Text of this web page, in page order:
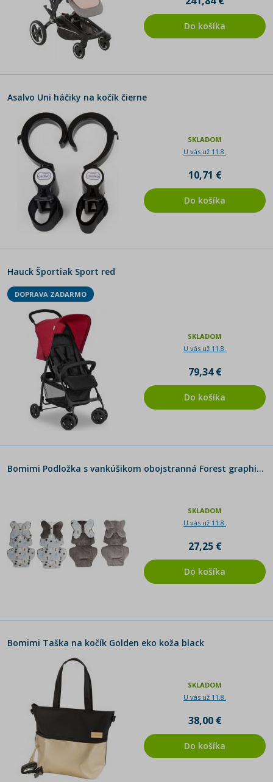
Do košíka
Asalvo Uni háčiky na kočík čierne
SKLADOM
U vás už 11.8.
10,71 €
Do košíka
Hauck Športiak Sport red
DOPRAVA ZADARMO
SKLADOM
U vás už 11.8.
79,34 €
Do košíka
Bomimi Podložka s vankúšikom obojstranná Forest graphite minky
SKLADOM
U vás už 11.8.
27,25 €
Do košíka
Bomimi Taška na kočík Golden eko koža black
SKLADOM
U vás už 11.8.
38,00 €
Do košíka